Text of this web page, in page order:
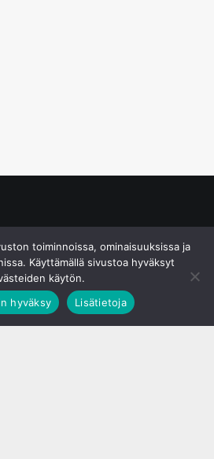
toiminnoissa, ominaisuuksissa ja
Käyttämällä sivustoa hyväksyt
käytön.
hyväksy Lisätietoja